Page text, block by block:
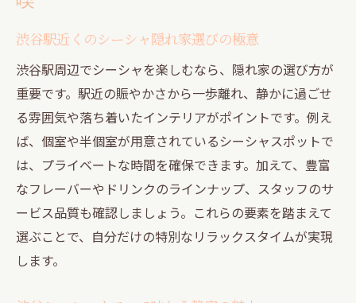
道玄坂でシーシャをひとりで楽しむコツ
静かなシーシャ空間で自分時間を満喫
個室完備のシーシャスポット活用法
渋谷ひとりシーシャの過ごし方アイデア
隠れ家シーシャで心からリラックスを実現
一人利用に最適な渋谷シーシャの特徴
隠れ家的空間で味わう渋谷シーシャの魅力
渋谷シーシャの隠れ家空間が人気の理由
渋谷駅近くのシーシャ隠れ家選びの極意
渋谷駅周辺でシーシャを楽しむなら、隠れ家の選び方が
重要です。駅近の賑やかさから一歩離れ、静かに過ごせ
る雰囲気や落ち着いたインテリアがポイントです。例え
ば、個室や半個室が用意されているシーシャスポットで
は、プライベートな時間を確保できます。加えて、豊富
なフレーバーやドリンクのラインナップ、スタッフのサ
ービス品質も確認しましょう。これらの要素を踏まえて
選ぶことで、自分だけの特別なリラックスタイムが実現
します。